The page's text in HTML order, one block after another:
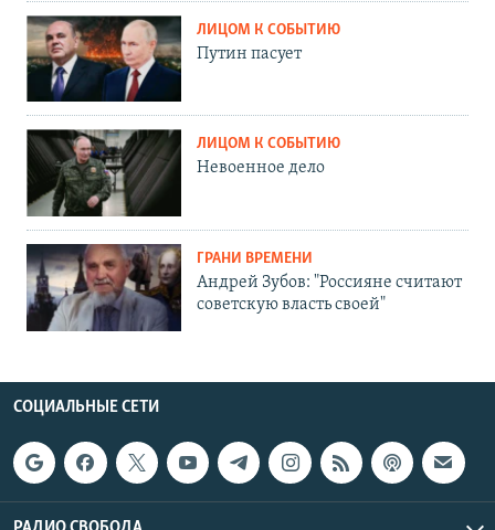
ЛИЦОМ К СОБЫТИЮ
Путин пасует
ЛИЦОМ К СОБЫТИЮ
Невоенное дело
ГРАНИ ВРЕМЕНИ
Андрей Зубов: "Россияне считают
советскую власть своей"
СОЦИАЛЬНЫЕ СЕТИ